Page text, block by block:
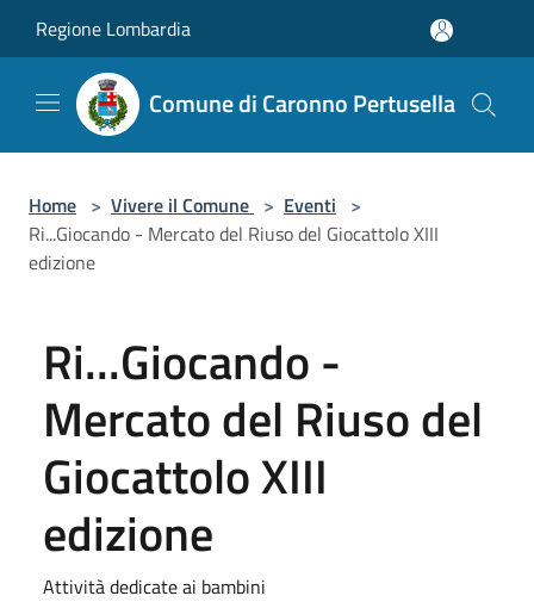
Regione Lombardia
Comune di Caronno Pertusella
Home > Vivere il Comune > Eventi >
Ri...Giocando - Mercato del Riuso del Giocattolo XIII
edizione
Ri...Giocando -
Mercato del Riuso del
Giocattolo XIII
edizione
Attività dedicate ai bambini